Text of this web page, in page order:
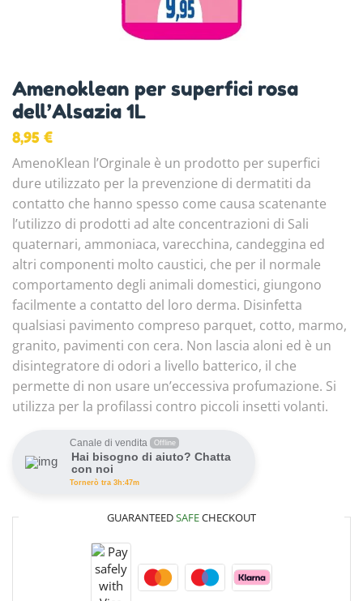
Amenoklean per superfici rosa
dell’Alsazia 1L
8,95 €
AmenoKlean l’Orginale è un prodotto per superfici
dure utilizzato per la prevenzione di dermatiti da
contatto che hanno spesso come causa scatenante
l’utilizzo di prodotti ad alte concentrazioni di Sali
quaternari, ammoniaca, varecchina, candeggina ed
altri componenti molto caustici, che per il normale
comportamento degli animali domestici, giungono
facilmente a contatto del loro derma. Disinfetta
qualsiasi pavimento compreso parquet, cotto, marmo,
granito, pavimenti con cera. Non lascia aloni ed è un
disintegratore di odori a livello batterico, il che
permette di non usare un’eccessiva profumazione. Si
utilizza per la profilassi contro piccoli insetti volanti.
Canale di vendita Offline
Hai bisogno di aiuto? Chatta
con noi
Tornerò tra 3h:47m
GUARANTEEDSAFECHECKOUT